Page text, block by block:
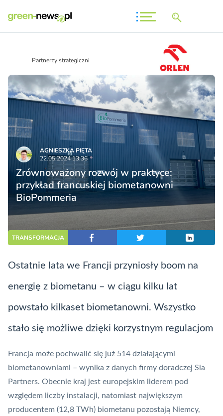
Partnerzy strategiczni
AGNIESZKA PIĘTA
22.05.2024 13:36
Zrównoważony rozwój w praktyce:
przykład francuskiej biometanowni
BioPommeria
TRANSFORMACJA
Ostatnie lata we Francji przyniosły boom na
energię z biometanu – w ciągu kilku lat
powstało kilkaset biometanowni. Wszystko
stało się możliwe dzięki korzystnym regulacjom
Francja może pochwalić się już 514 działającymi
biometanowniami – wynika z danych firmy doradczej Sia
Partners. Obecnie kraj jest europejskim liderem pod
względem liczby instalacji, natomiast największym
producentem (12,8 TWh) biometanu pozostają Niemcy,